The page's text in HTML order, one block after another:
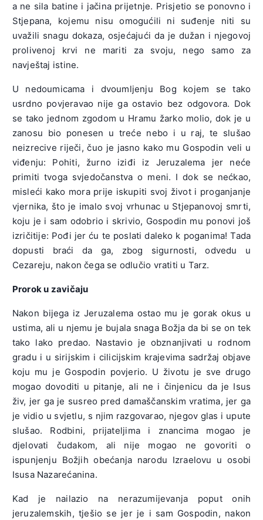
a ne sila batine i jačina prijetnje. Prisjetio se ponovno i
Stjepana, kojemu nisu omogućili ni suđenje niti su
uvažili snagu dokaza, osjećajući da je dužan i njegovoj
prolivenoj krvi ne mariti za svoju, nego samo za
navještaj istine.
U nedoumicama i dvoumljenju Bog kojem se tako
usrdno povjeravao nije ga ostavio bez odgovora. Dok
se tako jednom zgodom u Hramu žarko molio, dok je u
zanosu bio ponesen u treće nebo i u raj, te slušao
neizrecive riječi, čuo je jasno kako mu Gospodin veli u
viđenju: Pohiti, žurno iziđi iz Jeruzalema jer neće
primiti tvoga svjedočanstva o meni. I dok se nećkao,
misleći kako mora prije iskupiti svoj život i proganjanje
vjernika, što je imalo svoj vrhunac u Stjepanovoj smrti,
koju je i sam odobrio i skrivio, Gospodin mu ponovi još
izričitije: Pođi jer ću te poslati daleko k poganima! Tada
dopusti braći da ga, zbog sigurnosti, odvedu u
Cezareju, nakon čega se odlučio vratiti u Tarz.
Prorok u zavičaju
Nakon bijega iz Jeruzalema ostao mu je gorak okus u
ustima, ali u njemu je bujala snaga Božja da bi se on tek
tako lako predao. Nastavio je obznanjivati u rodnom
gradu i u sirijskim i cilicijskim krajevima sadržaj objave
koju mu je Gospodin povjerio. U životu je sve drugo
mogao dovoditi u pitanje, ali ne i činjenicu da je Isus
živ, jer ga je susreo pred damaščanskim vratima, jer ga
je vidio u svjetlu, s njim razgovarao, njegov glas i upute
slušao. Rodbini, prijateljima i znancima mogao je
djelovati čudakom, ali nije mogao ne govoriti o
ispunjenju Božjih obećanja narodu Izraelovu u osobi
Isusa Nazarećanina.
Kad je nailazio na nerazumijevanja poput onih
jeruzalemskih, tješio se jer je i sam Gospodin, nakon